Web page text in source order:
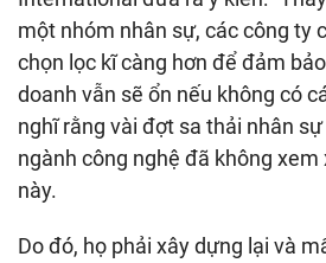
một nhóm nhân sự, các công ty
chọn lọc kĩ càng hơn để đảm
doanh vẫn sẽ ổn nếu không có
nghĩ rằng vài đợt sa thải nhân
ngành công nghệ đã không
này.
Do đó, họ phải xây dựng lại và